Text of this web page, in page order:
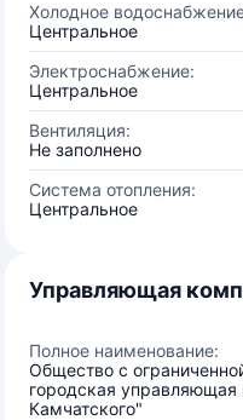
Холодное
Центральное
Электроснабжение:
Центральное
Вентиляция:
Не заполнено
Система отопления:
Центральное
Управляющая
Полное наименование:
Общество с
городская
Камчатского"